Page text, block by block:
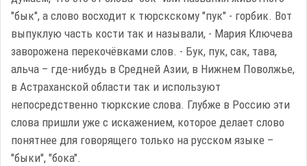
"бык", а слово восходит к тюрскскому "пук" - горбик. Вот
выпуклую часть кости так и называли, - Мария Ключева
заворожена перекочёвками слов. - Бук, пук, сак, тава,
альча – где-нибудь в Средней Азии, в Нижнем Поволжье,
в Астраханской области так и используют
непосредственно тюркские слова. Глубже в Россию эти
слова пришли уже с искажением, которое делает слово
понятнее для говорящего только на русском языке –
"быки", "бока".